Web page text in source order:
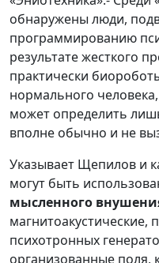
обнаружены люди,
программированию
результате жесткого
практически
нормального
может определить
вполне обычно и не
Указывает Щепилов и
могут быть
мысленного
магнитоакустические,
психотронных
организованные поля,